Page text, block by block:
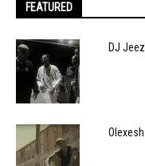
FEATURED
DJ